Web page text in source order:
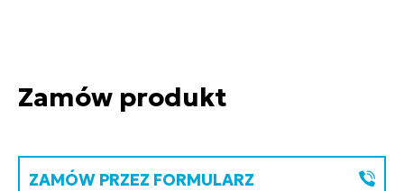
Zamów produkt
ZAMÓW PRZEZ FORMULARZ